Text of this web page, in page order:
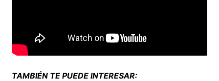
TAMBIÉN TE PUEDE INTERESAR: